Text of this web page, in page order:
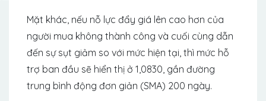
Mặt khác, nếu nỗ lực đẩy giá lên cao hơn của
người mua không thành công và cuối cùng dẫn
đến sự sụt giảm so với mức hiện tại, thì mức hỗ
trợ ban đầu sẽ hiển thị ở 1,0830, gần đường
trung bình động đơn giản (SMA) 200 ngày.